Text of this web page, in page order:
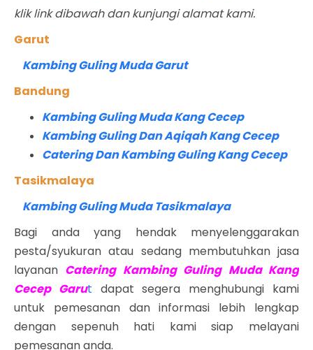
klik link dibawah dan kunjungi alamat kami.
Garut
Kambing Guling Muda Garut
Bandung
Kambing Guling Muda Kang Cecep
Kambing Guling Dan Aqiqah Kang Cecep
Catering Dan Kambing Guling Kang Cecep
Tasikmalaya
Kambing Guling Muda Tasikmalaya
Bagi anda yang hendak menyelenggarakan
pesta/syukuran atau sedang membutuhkan jasa
layanan Catering Kambing Guling Muda Kang
Cecep Garut dapat segera menghubungi kami
untuk pemesanan dan informasi lebih lengkap
dengan sepenuh hati kami siap melayani
pemesanan anda.